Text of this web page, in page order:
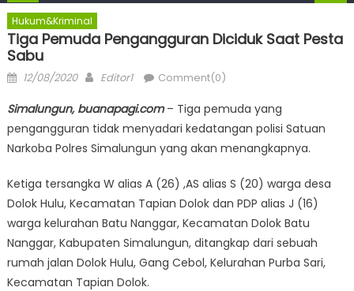
Hukum&Kriminal
Tiga Pemuda Pengangguran Diciduk Saat Pesta
Sabu
Posted
12/08/2020 Author
Editor1 Comment(0)
Simalungun, buanapagi.com– Tiga pemuda yang
pengangguran tidak menyadari kedatangan polisi Satuan
Narkoba Polres Simalungun yang akan menangkapnya.
Ketiga tersangka W alias A (26) ,AS alias S (20) warga desa
Dolok Hulu, Kecamatan Tapian Dolok dan PDP alias J (16)
warga kelurahan Batu Nanggar, Kecamatan Dolok Batu
Nanggar, Kabupaten Simalungun, ditangkap dari sebuah
rumah jalan Dolok Hulu, Gang Cebol, Kelurahan Purba Sari,
Kecamatan Tapian Dolok.